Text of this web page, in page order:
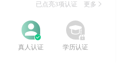
已点亮3项认证 更多


真人认证


学历认证